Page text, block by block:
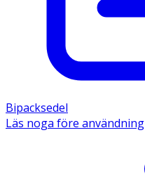
Bipacksedel
Läs noga före användning